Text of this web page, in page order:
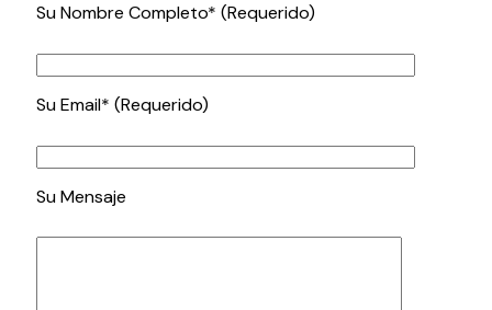
Su Nombre Completo* (Requerido)
Su Email* (Requerido)
Su Mensaje